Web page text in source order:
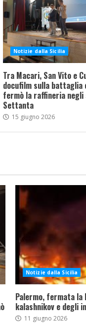
Notizie dalla Sicilia
Tra Macari, San Vito e
docufilm sulla battaglia
fermò la raffineria negli
Settanta
15 giugno 2026
Notizie dalla Sicilia
Palermo, fermata la
kalashnikov e degli
11 giugno 2026